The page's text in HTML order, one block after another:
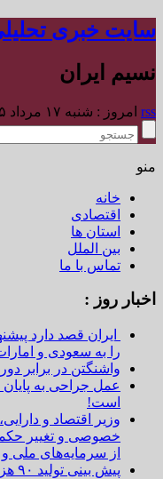
سایت خبری
نسیم ایران
rss امروز : شنبه ۱۷ مرداد ۱۴۰۵
منو
خانه
اقتصادی
استان ها
بین الملل
تماس با ما
اخبار روز :
ایران قصد دارد
را به سعودی و
واشنگتن در برابر
عمل جراحی به پایان
است!
وزیر اقتصاد و
خصوصی و تغییر
از سرمایه‌های ملی
پیش بینی تولید ۹۰ هزار تن کره تا پایان سال